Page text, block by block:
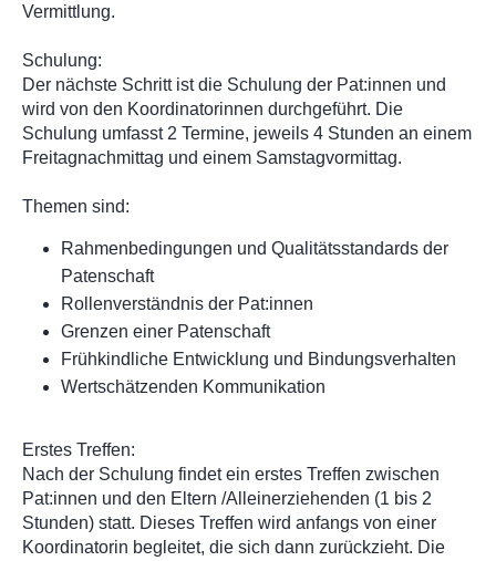
Vermittlung.
Schulung:
Der nächste Schritt ist die Schulung der Pat:innen und
wird von den Koordinatorinnen durchgeführt. Die
Schulung umfasst 2 Termine, jeweils 4 Stunden an einem
Freitagnachmittag und einem Samstagvormittag.
Themen sind:
Rahmenbedingungen und Qualitätsstandards der
Patenschaft
Rollenverständnis der Pat:innen
Grenzen einer Patenschaft
Frühkindliche Entwicklung und Bindungsverhalten
Wertschätzenden Kommunikation
Erstes Treffen:
Nach der Schulung findet ein erstes Treffen zwischen
Pat:innen und den Eltern /Alleinerziehenden (1 bis 2
Stunden) statt. Dieses Treffen wird anfangs von einer
Koordinatorin begleitet, die sich dann zurückzieht. Die